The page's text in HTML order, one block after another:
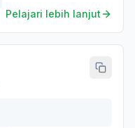
Pelajari lebih lanjut